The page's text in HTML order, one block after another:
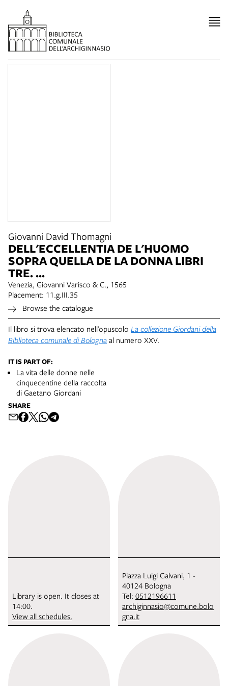
Giovanni David Thomagni
DELL'ECCELLENTIA DE L'HUOMO
SOPRA QUELLA DE LA DONNA LIBRI
TRE. ...
Venezia, Giovanni Varisco & C., 1565
Placement: 11.g.III.35
Browse the catalogue
Il libro si trova elencato nell’opuscolo La collezione Giordani della
Biblioteca comunale di Bologna al numero XXV.
IT IS PART OF:
La vita delle donne nelle
cinquecentine della raccolta
di Gaetano Giordani
SHARE
Library is open. It closes at
14:00.
View all schedules.
Piazza Luigi Galvani, 1 -
40124 Bologna
Tel: 0512196611
archiginnasio@comune.bolo
gna.it